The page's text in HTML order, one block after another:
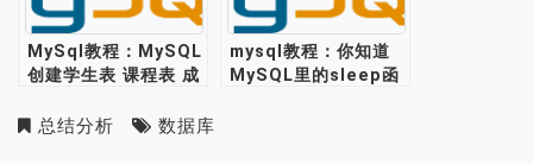
MySql教程：MySQL
创建学生表 课程表 成
mysql教程：你知道
MySQL里的sleep函
总结分析 数据库